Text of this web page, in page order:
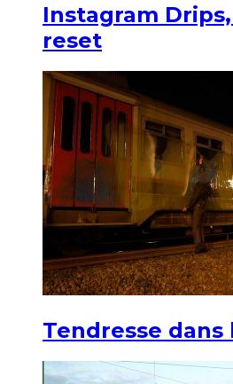
Instagram
reset
Tendresse